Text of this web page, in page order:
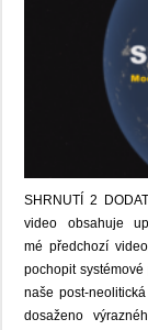
SHRNUTÍ 2
video obsahuje
mé předchozí
pochopit
naše post-
dosaženo